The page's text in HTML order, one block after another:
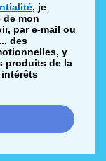
, je
de mon
par e-mail ou
des
y
produits de la
intérêts